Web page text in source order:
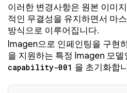
이러한 변경사항은 원본 이미
적인 무결성을 유지하면서 마
방식으로 이루어집니다.
Imagen으로 인페인팅을 구현
을 지원하는 특정 Imagen 모델
capability-001 을 초기화합